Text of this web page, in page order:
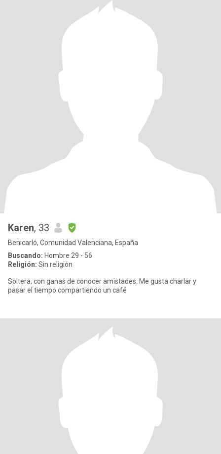
Karen, 33
Benicarló, Comunidad Valenciana, España
Buscando: Hombre 29 - 56
Religión: Sin religión
Soltera, con ganas de conocer amistades. Me gusta charlar y
pasar el tiempo compartiendo un café